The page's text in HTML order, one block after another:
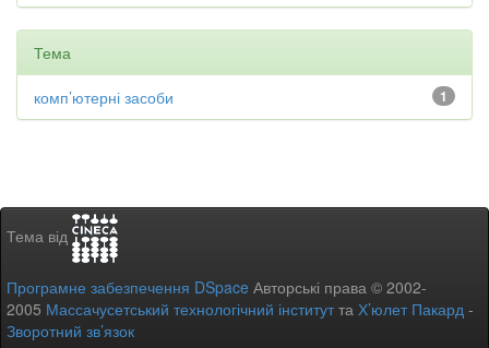
Тема
1
комп’ютерні засоби
Тема від
Програмне забезпечення DSpace Авторські права © 2002-
2005 Массачусетський технологічний інститутта Х’юлет Пакард -
Зворотний зв’язок